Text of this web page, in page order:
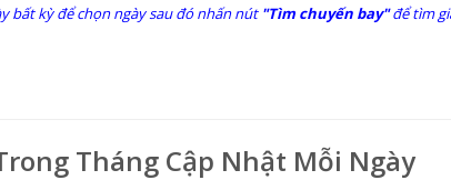
bất kỳ để chọn ngày sau đó nhấn nút "Tìm chuyến bay"để tìm
Tháng Cập Nhật Mỗi Ngày